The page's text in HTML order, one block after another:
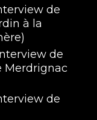
de
à la
de
Merdrignac
de